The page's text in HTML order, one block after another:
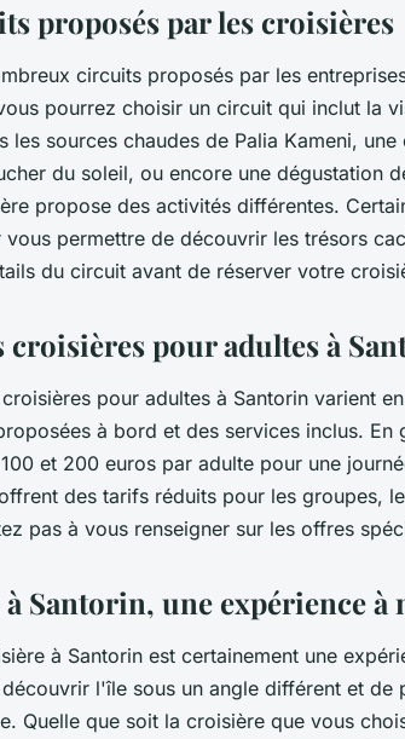
proposés par les croisières
circuits proposés par les
pourrez choisir un circuit qui inclut la
les sources chaudes de Palia Kameni,
du soleil, ou encore une dégustation
propose des activités différentes.
vous permettre de découvrir les trésors
du circuit avant de réserver votre
croisières pour adultes à
pour adultes à Santorin varient
à bord et des services inclus.
et 200 euros par adulte pour une
des tarifs réduits pour les groupes,
pas à vous renseigner sur les offres
Santorin, une expérience à
à Santorin est certainement une
l'île sous un angle différent et de
Quelle que soit la croisière que vous